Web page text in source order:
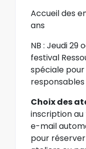
Accueil des
ans
NB : Jeudi
festival
spéciale
Choix des
inscription au
e-mail
pour